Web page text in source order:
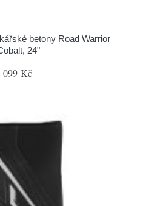
betony Road Warrior
24"
099 Kč